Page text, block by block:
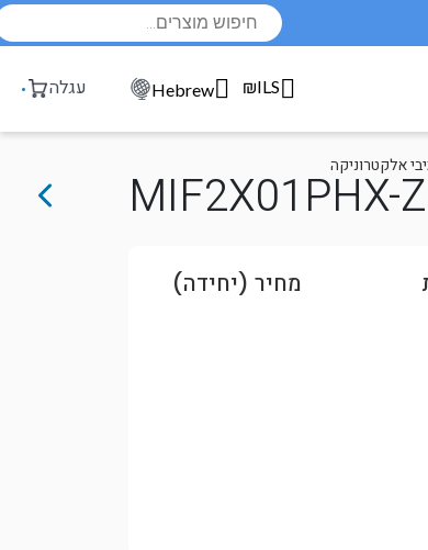
עגלה Hebrew ₪ILS
אלקטרוניקה
MIF2X01PHX-Z
מחיר (יחידה)